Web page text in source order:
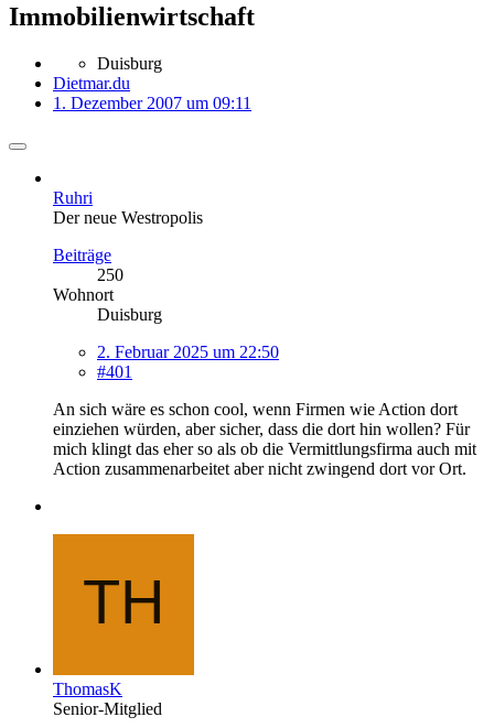
Immobilienwirtschaft
Duisburg
Dietmar.du
1. Dezember 2007 um 09:11
Ruhri
Der neue Westropolis
Beiträge
250
Wohnort
Duisburg
2. Februar 2025 um 22:50
#401
An sich wäre es schon cool, wenn Firmen wie Action dort
einziehen würden, aber sicher, dass die dort hin wollen? Für
mich klingt das eher so als ob die Vermittlungsfirma auch mit
Action zusammenarbeitet aber nicht zwingend dort vor Ort.
ThomasK
Senior-Mitglied